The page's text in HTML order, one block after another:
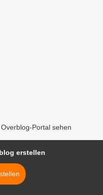
Portal sehen
erstellen